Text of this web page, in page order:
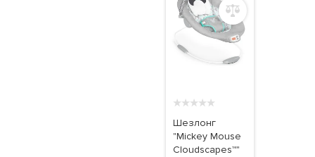
★★★★★
Шезлонг
"Mickey Mouse
Cloudscapes™"